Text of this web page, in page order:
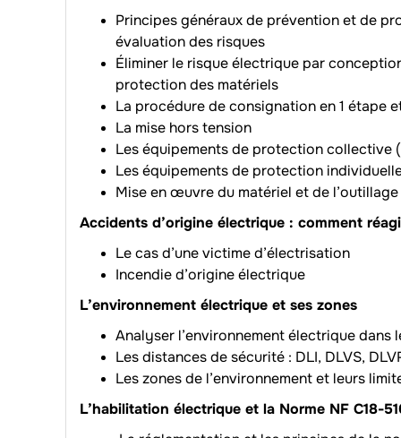
Principes généraux de prévention et de
évaluation des risques
Éliminer le risque électrique par
protection des matériels
La procédure de consignation en 1 étape
La mise hors tension
Les équipements de protection collective
Les équipements de protection
Mise en œuvre du matériel et de
Accidents d’origine électrique : comment
Le cas d’une victime d’électrisation
Incendie d’origine électrique
L’environnement électrique et ses zones
Analyser l’environnement électrique dans
Les distances de sécurité : DLI, DLVS,
Les zones de l’environnement et leurs
L’habilitation électrique et la Norme NF C18-